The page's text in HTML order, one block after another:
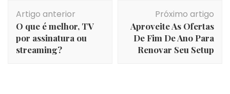
de
post
Artigo anterior
O que é melhor, TV
por assinatura ou
streaming?
Próximo artigo
Aproveite As Ofertas
De Fim De Ano Para
Renovar Seu Setup